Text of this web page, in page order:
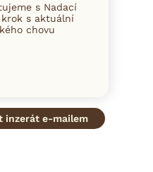
s Nadací
s aktuální
chovu
inzerát e-mailem